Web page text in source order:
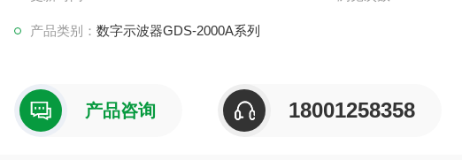
产品类别： 数字示波器GDS-2000A系列
产品咨询 18001258358